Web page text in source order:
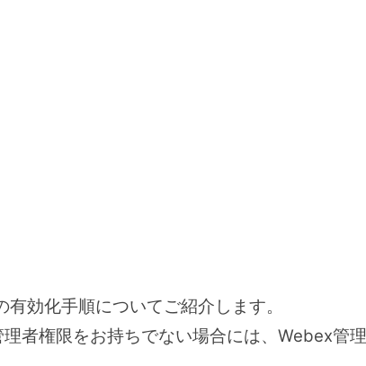
効化手順についてご紹介します。
者権限をお持ちでない場合には、Webex管理